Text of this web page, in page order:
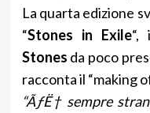
La quarta edizione
“Stones in Exile“,
Stones da poco
racconta il “making
“ÃƒË† sempre